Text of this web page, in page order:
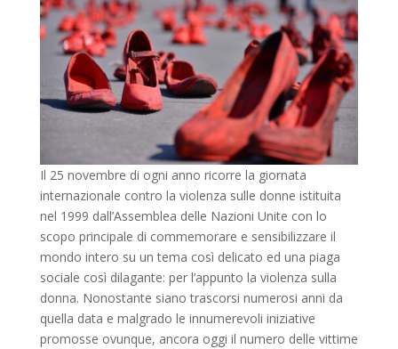
Il 25 novembre di ogni anno ricorre la giornata
internazionale contro la violenza sulle donne istituita
nel 1999 dall’Assemblea delle Nazioni Unite con lo
scopo principale di commemorare e sensibilizzare il
mondo intero su un tema così delicato ed una piaga
sociale così dilagante: per l’appunto la violenza sulla
donna. Nonostante siano trascorsi numerosi anni da
quella data e malgrado le innumerevoli iniziative
promosse ovunque, ancora oggi il numero delle vittime